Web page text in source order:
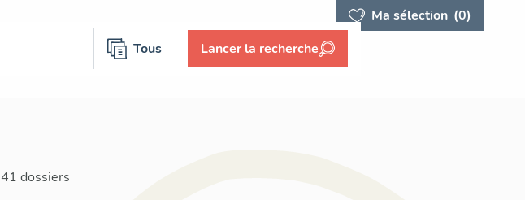
Ma sélection (0)
Tous Lancer la recherche
41 dossiers